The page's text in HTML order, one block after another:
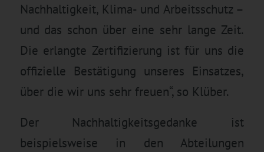
Nachhaltigkeit, Klima- und Arbeitsschutz –
und das schon über eine sehr lange Zeit.
Die erlangte Zertifizierung ist für uns die
offizielle Bestätigung unseres Einsatzes,
über die wir uns sehr freuen“, so Klüber.
Der Nachhaltigkeitsgedanke ist
beispielsweise in den Abteilungen